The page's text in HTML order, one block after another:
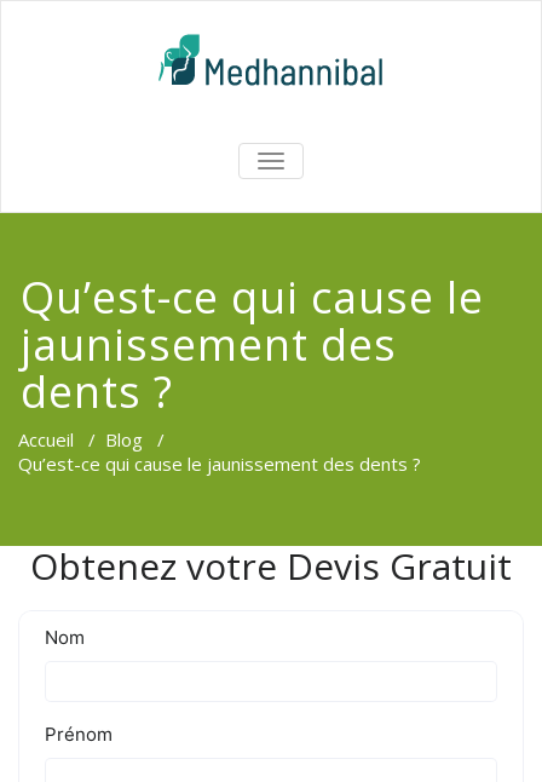
AFFICHER/MASQUER
LA
Qu’est-ce qui cause le
jaunissement des
dents ?
Accueil / Blog /
Qu’est-ce qui cause le jaunissement des dents ?
Obtenez votre Devis Gratuit